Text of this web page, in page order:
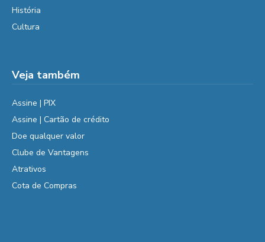
História
Cultura
Veja também
Assine | PIX
Assine | Cartão de crédito
Doe qualquer valor
Clube de Vantagens
Atrativos
Cota de Compras